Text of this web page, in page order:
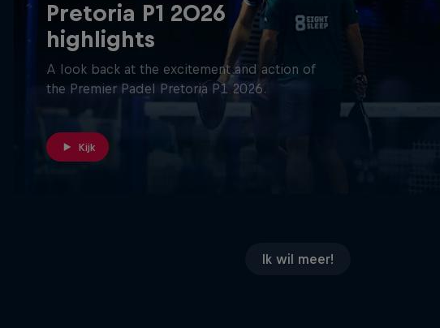
Pretoria P1 2026
highlights
A look back at the excitement and action of
the Premier Padel Pretoria P1 2026.
Kijk
Ik wil meer!